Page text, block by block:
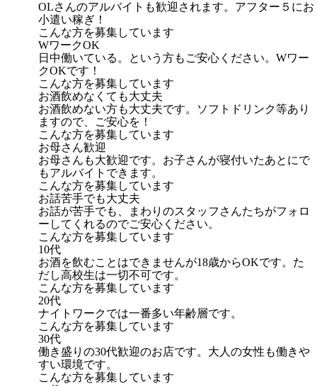
OLさんのアルバイトも歓迎されます。アフター５にお
小遣い稼ぎ！
こんな方を募集しています
WワークOK
日中働いている。という方もご安心ください。Wワー
クOKです！
こんな方を募集しています
お酒飲めなくても大丈夫
お酒飲めない方も大丈夫です。ソフトドリンク等あり
ますので、ご安心を！
こんな方を募集しています
お母さん歓迎
お母さんも大歓迎です。お子さんが寝付いたあとにで
もアルバイトできます。
こんな方を募集しています
お話苦手でも大丈夫
お話が苦手でも、まわりのスタッフさんたちがフォロ
ーしてくれるのでご安心ください。
こんな方を募集しています
10代
お酒を飲むことはできませんが18歳からOKです。た
だし高校生は一切不可です。
こんな方を募集しています
20代
ナイトワークでは一番多い年齢層です。
こんな方を募集しています
30代
働き盛りの30代歓迎のお店です。大人の女性も働きや
すい環境です。
こんな方を募集しています